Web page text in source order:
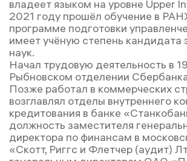
владеет языком на уровне Upper
2021 году прошёл обучение в
программе подготовки
имеет учёную степень кандидата
наук.
Начал трудовую деятельность в
Рыбновском отделении
Позже работал в коммерческих
возглавлял отделы внутреннего
кредитования в банке
должность заместителя
директора по финансам в
«Скотт, Риггс и Флетчер (аудит)